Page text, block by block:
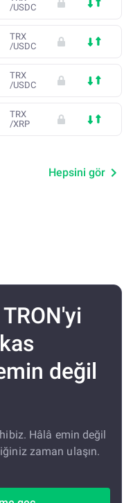
/USDC
TRX
/USDC
TRX
/USDC
TRX
/XRP
Hepsini gör
değil
Hâlâ emin değil
zaman ulaşın.